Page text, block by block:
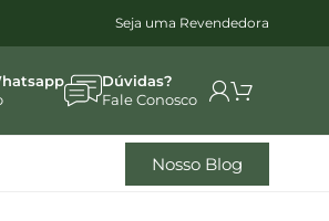
Seja uma Revendedora
Dúvidas?
Fale Conosco
Nosso Blog